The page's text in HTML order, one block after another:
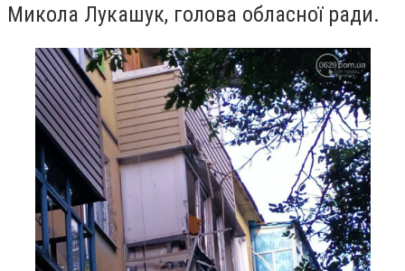
Микола Лукашук, голова обласної ради.